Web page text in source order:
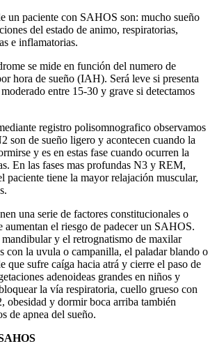
un paciente con SAHOS son: mucho sueño
del estado de animo, respiratorias,
e inflamatorias.
se mide en función del numero de
hora de sueño (IAH). Será leve si presenta
entre 15-30 y grave si detectamos
registro polisomnografico observamos
son de sueño ligero y acontecen cuando la
y es en estas fase cuando ocurren la
En las fases mas profundas N3 y REM,
paciente tiene la mayor relajación muscular,
una serie de factores constitucionales o
aumentan el riesgo de padecer un SAHOS.
y el retrognatismo de maxilar
con la uvula o campanilla, el paladar blando o
que sufre caíga hacia atrá y cierre el paso de
adenoideas grandes en niños y
la vía respiratoria, cuello grueso con
obesidad y dormir boca arriba también
de apnea del sueño.